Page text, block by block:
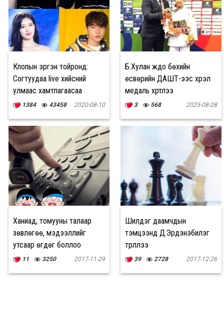
Кпопын эргэн тойронд:
Согтуудаа live хийсний
улмаас хамтлагаасаа
гарахаар болжээ
1384 43458 2020-08-10
Б.Хулан жүдо бөхийн
өсвөрийн ДАШТ-ээс хүрэл
медаль хүртлээ
3 568 2025-08-28
Ханиад, томууны талаар
зөвлөгөө, мэдээллийг
утсаар өгдөг боллоо
11 3250 2017-11-29
Шилдэг даамчдын
тэмцээнд Д.Эрдэнэбилэг
түрүүллээ
39 2728 2017-12-26